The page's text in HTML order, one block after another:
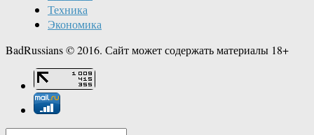
Техника
Экономика
BadRussians © 2016. Сайт может содержать материалы 18+